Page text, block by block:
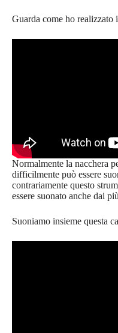
Guarda come ho realizzato
Normalmente la nacchera
difficilmente può essere
contrariamente questo
essere suonato anche dai
Suoniamo insieme questa